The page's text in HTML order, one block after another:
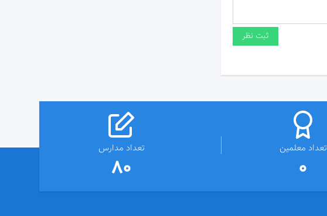
تعداد معلمین
0
تعداد مدارس
80